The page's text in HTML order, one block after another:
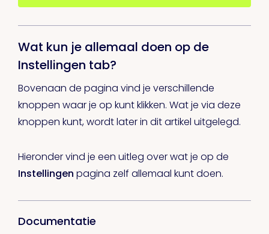
Wat kun je allemaal doen op de
Instellingen tab?
Bovenaan de pagina vind je verschillende
knoppen waar je op kunt klikken. Wat je via deze
knoppen kunt, wordt later in dit artikel uitgelegd.
Hieronder vind je een uitleg over wat je op de
Instellingen pagina zelf allemaal kunt doen.
Documentatie